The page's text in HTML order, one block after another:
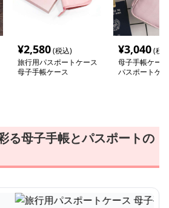
¥2,580(税込)
旅行用パスポートケース
母子手帳ケース
¥3,040(税
母子手帳ケー
パスポートケ
る母子手帳とパスポートの